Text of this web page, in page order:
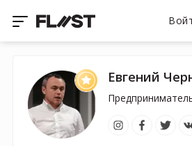
Евгений